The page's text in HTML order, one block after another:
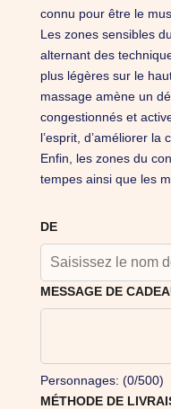
connu pour être le
Les zones sensibles
alternant des
plus légères sur le
massage amène un
congestionnés et
l’esprit, d’améliorer la
Enfin, les zones du
tempes ainsi que les
DE
MESSAGE DE
Personnages: (0/500)
MÉTHODE DE